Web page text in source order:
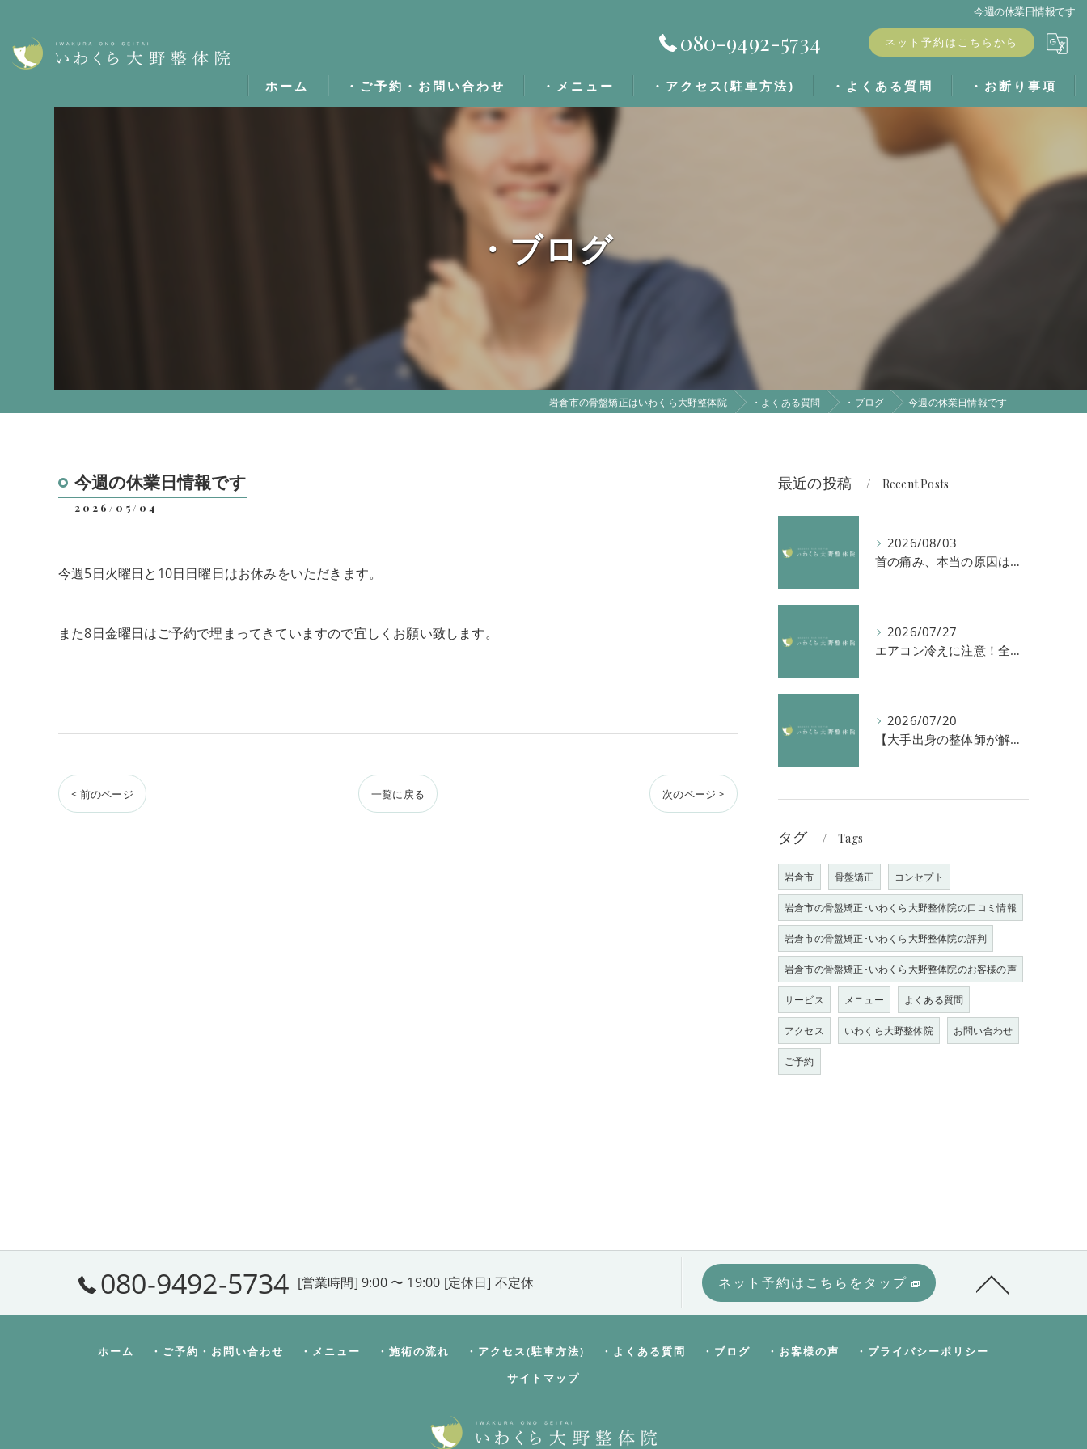
今週の休業日情報です
080-9492-5734 ネット予約はこちらから
ホーム ・ご予約・お問い合わせ ・メニュー
・施術の流れ
・定期割/回数券
・アクセス(駐車方法) ・よくある質問
・ブログ
・お客様の声
・お断り事項
・ブログ
岩倉市の骨盤矯正はいわくら大野整体院 ・よくある質問 ・ブログ 今週の休業日情報です
今週の休業日情報です
2026/05/04
今週5日火曜日と10日日曜日はお休みをいただきます。
また8日金曜日はご予約で埋まってきていますので宜しくお願い致します。
< 前のページ 一覧に戻る 次のページ >
最近の投稿 Recent Posts
2026/08/03
首の痛み、本当の原因は「首」ではないかもしれません
2026/07/27
エアコン冷えに注意！全身の倦怠感や首肩凝りを解消する方法
2026/07/20
【大手出身の整体師が解説】なぜ「強揉み」は体に良くないのか？
タグ Tags
岩倉市 骨盤矯正 コンセプト
岩倉市の骨盤矯正･いわくら大野整体院の口コミ情報
岩倉市の骨盤矯正･いわくら大野整体院の評判
岩倉市の骨盤矯正･いわくら大野整体院のお客様の声
サービス メニュー よくある質問
アクセス いわくら大野整体院 お問い合わせ
ご予約
080-9492-5734 [営業時間] 9:00 〜 19:00 [定休日] 不定休 ネット予約はこちらをタップ
ホーム ・ご予約・お問い合わせ ・メニュー ・施術の流れ ・アクセス(駐車方法) ・よくある質問 ・ブログ ・お客様の声
・プライバシーポリシー
サイトマップ